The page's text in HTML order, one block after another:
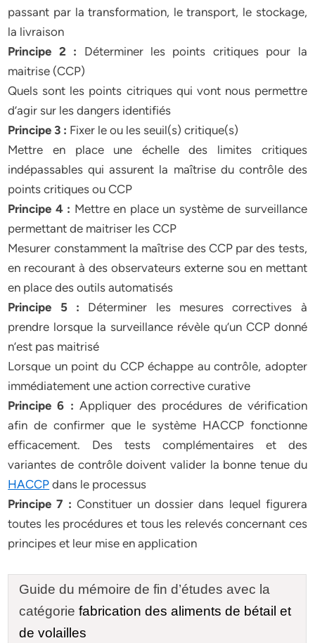
passant par la transformation, le transport, le stockage,
la livraison
Principe 2 : Déterminer les points critiques pour la
maitrise (CCP)
Quels sont les points citriques qui vont nous permettre
d’agir sur les dangers identifiés
Principe 3 : Fixer le ou les seuil(s) critique(s)
Mettre en place une échelle des limites critiques
indépassables qui assurent la maîtrise du contrôle des
points critiques ou CCP
Principe 4 : Mettre en place un système de surveillance
permettant de maitriser les CCP
Mesurer constamment la maîtrise des CCP par des tests,
en recourant à des observateurs externe sou en mettant
en place des outils automatisés
Principe 5 : Déterminer les mesures correctives à
prendre lorsque la surveillance révèle qu’un CCP donné
n’est pas maitrisé
Lorsque un point du CCP échappe au contrôle, adopter
immédiatement une action corrective curative
Principe 6 : Appliquer des procédures de vérification
afin de confirmer que le système HACCP fonctionne
efficacement. Des tests complémentaires et des
variantes de contrôle doivent valider la bonne tenue du
HACCP dans le processus
Principe 7 : Constituer un dossier dans lequel figurera
toutes les procédures et tous les relevés concernant ces
principes et leur mise en application
Guide du mémoire de fin d’études avec la
catégorie fabrication des aliments de bétail et
de volailles